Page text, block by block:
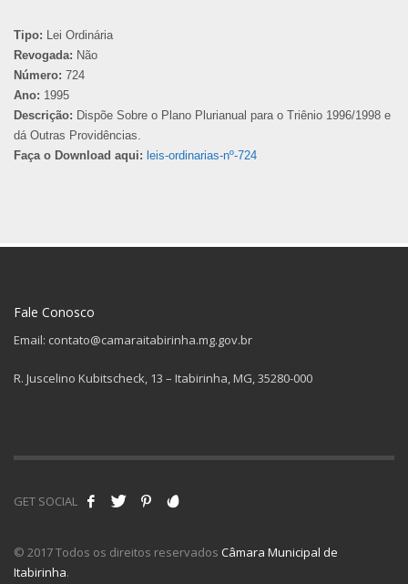
Tipo: Lei Ordinária
Revogada: Não
Número: 724
Ano: 1995
Descrição: Dispõe Sobre o Plano Plurianual para o Triênio 1996/1998 e
dá Outras Providências.
Faça o Download aqui: leis-ordinarias-nº-724
Fale Conosco
Email: contato@camaraitabirinha.mg.gov.br
R. Juscelino Kubitscheck, 13 – Itabirinha, MG, 35280-000
GET SOCIAL
© 2017 Todos os direitos reservados Câmara Municipal de
Itabirinha.